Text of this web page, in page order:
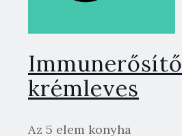
Immunerősítő
krémleves
Az 5 elem konyha